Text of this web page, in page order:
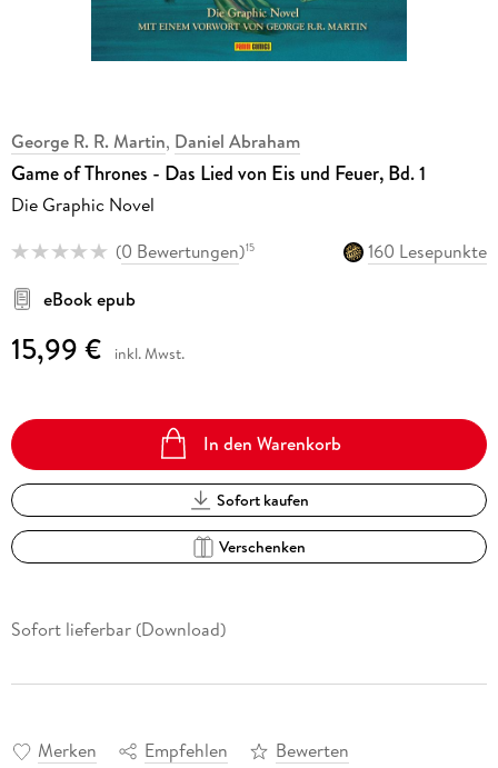
George R. R. Martin, Daniel Abraham
Game of Thrones - Das Lied von Eis und Feuer, Bd. 1
Die Graphic Novel
(0 Bewertungen)15
160 Lesepunkte
eBook epub
15,99 € inkl. Mwst.
In den Warenkorb
Sofort kaufen
Verschenken
Sofort lieferbar (Download)
Merken Empfehlen Bewerten